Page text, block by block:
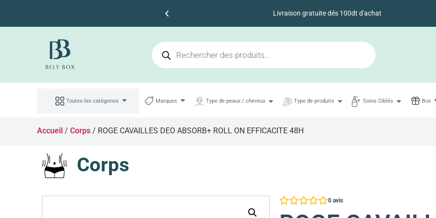
Livraison gratuite dés 100dt d'achat
Toutes les catégories Marques Type de peaux / cheveux Type de produits Soins Ciblés Box
Accueil /Corps / ROGE CAVAILLES DEO ABSORB+ ROLL ON EFFICACITE 48H
Corps
0 avis